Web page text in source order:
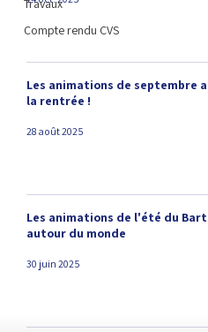
Travaux
Compte rendu CVS
Les animations de septembre
la rentrée !
28 août 2025
Les animations de l'été du
autour du monde
30 juin 2025